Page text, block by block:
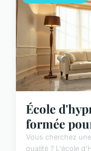
École
formée
Vous cherchez
qualité ? L'école